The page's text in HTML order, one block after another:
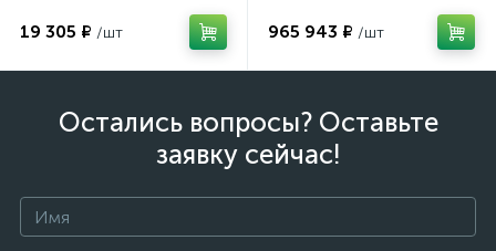
19 305 ₽ 965 943 ₽
Остались вопросы? Оставьте
заявку сейчас!